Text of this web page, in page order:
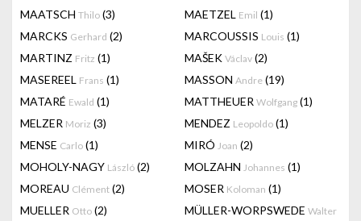
MAATSCH Thilo (3) MAETZEL Emil (1)
MARCKS Gerhard (2) MARCOUSSIS Louis (1)
MARTINZ Fritz (1) MAŠEK Václav (2)
MASEREEL Frans (1) MASSON Andre (19)
MATARÉ Ewald (1) MATTHEUER Wolfgang (1)
MELZER Moriz (3) MENDEZ Leopoldo (1)
MENSE Carlo (1) MIRÓ Joan (2)
MOHOLY-NAGY László (2) MOLZAHN Johannes (1)
MOREAU Clément (2) MOSER Koloman (1)
MUELLER Otto (2) MÜLLER-WORPSWEDE Walter